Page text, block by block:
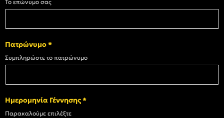
Το επώνυμο σας
Πατρώνυμο*
Συμπληρώστε το πατρώνυμο
Ημερομηνία Γέννησης*
Παρακαλούμε επιλέξτε